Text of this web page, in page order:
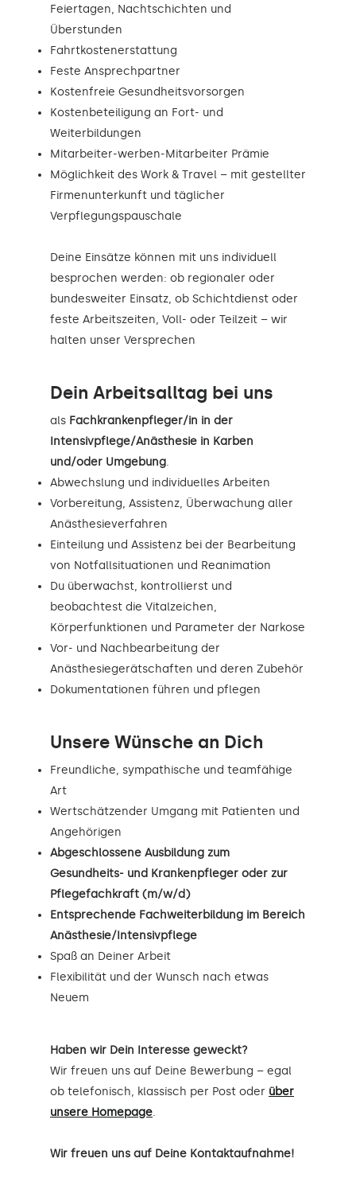
Feiertagen, Nachtschichten und
Überstunden
Fahrtkostenerstattung
Feste Ansprechpartner
Kostenfreie Gesundheitsvorsorgen
Kostenbeteiligung an Fort- und
Weiterbildungen
Mitarbeiter-werben-Mitarbeiter Prämie
Möglichkeit des Work & Travel – mit gestellter
Firmenunterkunft und täglicher
Verpflegungspauschale
Deine Einsätze können mit uns individuell
besprochen werden: ob regionaler oder
bundesweiter Einsatz, ob Schichtdienst oder
feste Arbeitszeiten, Voll- oder Teilzeit – wir
halten unser Versprechen
Dein Arbeitsalltag bei uns
als Fachkrankenpfleger/in in der
Intensivpflege/Anästhesie in Karben
und/oder Umgebung.
Abwechslung und individuelles Arbeiten
Vorbereitung, Assistenz, Überwachung aller
Anästhesieverfahren
Einteilung und Assistenz bei der Bearbeitung
von Notfallsituationen und Reanimation
Du überwachst, kontrollierst und
beobachtest die Vitalzeichen,
Körperfunktionen und Parameter der Narkose
Vor- und Nachbearbeitung der
Anästhesiegerätschaften und deren Zubehör
Dokumentationen führen und pflegen
Unsere Wünsche an Dich
Freundliche, sympathische und teamfähige
Art
Wertschätzender Umgang mit Patienten und
Angehörigen
Abgeschlossene Ausbildung zum
Gesundheits- und Krankenpfleger oder zur
Pflegefachkraft (m/w/d)
Entsprechende Fachweiterbildung im Bereich
Anästhesie/Intensivpflege
Spaß an Deiner Arbeit
Flexibilität und der Wunsch nach etwas
Neuem
Haben wir Dein Interesse geweckt?
Wir freuen uns auf Deine Bewerbung – egal
ob telefonisch, klassisch per Post oder über
unsere Homepage.
Wir freuen uns auf Deine Kontaktaufnahme!